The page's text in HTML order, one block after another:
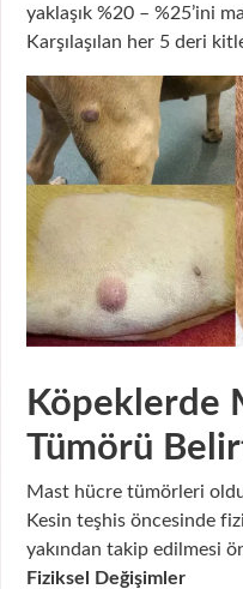
yaklaşık %20 – %25’ini
Karşılaşılan her 5 deri
Köpeklerde
Tümörü
Mast hücre tümörleri
Kesin teşhis öncesinde
yakından takip edilmesi
Fiziksel Değişimler